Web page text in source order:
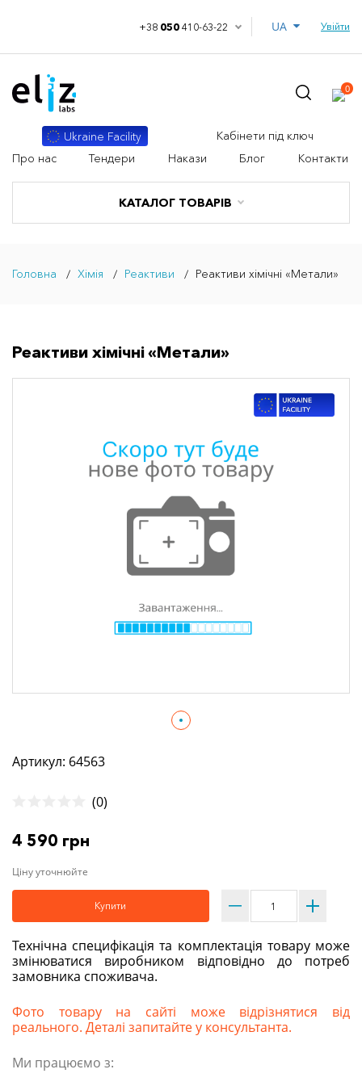
+38 050410-63-22 Увійти
КАТАЛОГ ТОВАРІВ
Ukraine Facility
Кабінети під ключ
Про нас
Тендери Накази Блог Контакти
0
Головна Хімія Реактиви Реактиви хімічні «Метали»
Реактиви хімічні «Метали»
Артикул: 64563
(0)
4 590 грн
Ціну уточнюйте
Купити
Технічна специфікація та комплектація товару може
змінюватися виробником відповідно до потреб
замовника споживача.
Фото товару на сайті може відрізнятися від
реального. Деталі запитайте у консультанта.
Ми працюємо з: